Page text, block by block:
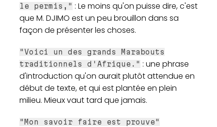
le permis," : Le moins qu'on puisse dire, c'est
que M. DJIMO est un peu brouillon dans sa
façon de présenter les choses.
"Voici un des grands Marabouts
traditionnels d'Afrique." : une phrase
d'introduction qu'on aurait plutôt attendue en
début de texte, et qui est plantée en plein
milieu. Mieux vaut tard que jamais.
"Mon savoir faire est prouve"